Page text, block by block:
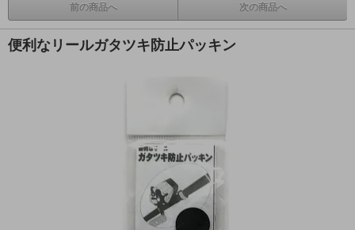
前の商品へ 次の商品へ
便利なリールガタツキ防止パッキン